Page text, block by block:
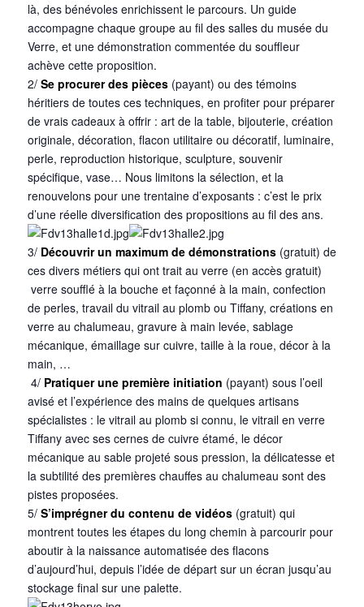
là, des bénévoles enrichissent le parcours. Un guide
accompagne chaque groupe au fil des salles du musée du
Verre, et une démonstration commentée du souffleur
achève cette proposition.
2/ Se procurer des pièces(payant) ou des témoins
héritiers de toutes ces techniques, en profiter pour préparer
de vrais cadeaux à offrir : art de la table, bijouterie, création
originale, décoration, flacon utilitaire ou décoratif, luminaire,
perle, reproduction historique, sculpture, souvenir
spécifique, vase… Nous limitons la sélection, et la
renouvelons pour une trentaine d’exposants : c’est le prix
d’une réelle diversification des propositions au fil des ans.
3/ Découvrir un maximum de démonstrations (gratuit) de
ces divers métiers qui ont trait au verre (en accès gratuit)
verre soufflé à la bouche et façonné à la main, confection
de perles, travail du vitrail au plomb ou Tiffany, créations en
verre au chalumeau, gravure à main levée, sablage
mécanique, émaillage sur cuivre, taille à la roue, décor à la
main, …
4/Pratiquer une première initiation (payant) sous l’oeil
avisé et l’expérience des mains de quelques artisans
spécialistes : le vitrail au plomb si connu, le vitrail en verre
Tiffany avec ses cernes de cuivre étamé, le décor
mécanique au sable projeté sous pression, la délicatesse et
la subtilité des premières chauffes au chalumeau sont des
pistes proposées.
5/ S’imprégner du contenu de vidéos(gratuit) qui
montrent toutes les étapes du long chemin à parcourir pour
aboutir à la naissance automatisée des flacons
d’aujourd’hui, depuis l’idée de départ sur un écran jusqu’au
stockage final sur une palette.